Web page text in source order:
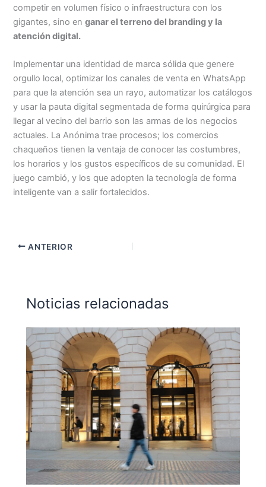
competir en volumen físico o infraestructura con los
gigantes, sino enganar el terreno del branding y la
atención digital.
Implementar una identidad de marca sólida que genere
orgullo local, optimizar los canales de venta en WhatsApp
para que la atención sea un rayo, automatizar los catálogos
y usar la pauta digital segmentada de forma quirúrgica para
llegar al vecino del barrio son las armas de los negocios
actuales. La Anónima trae procesos; los comercios
chaqueños tienen la ventaja de conocer las costumbres,
los horarios y los gustos específicos de su comunidad. El
juego cambió, y los que adopten la tecnología de forma
inteligente van a salir fortalecidos.
ANTERIOR
Noticias relacionadas